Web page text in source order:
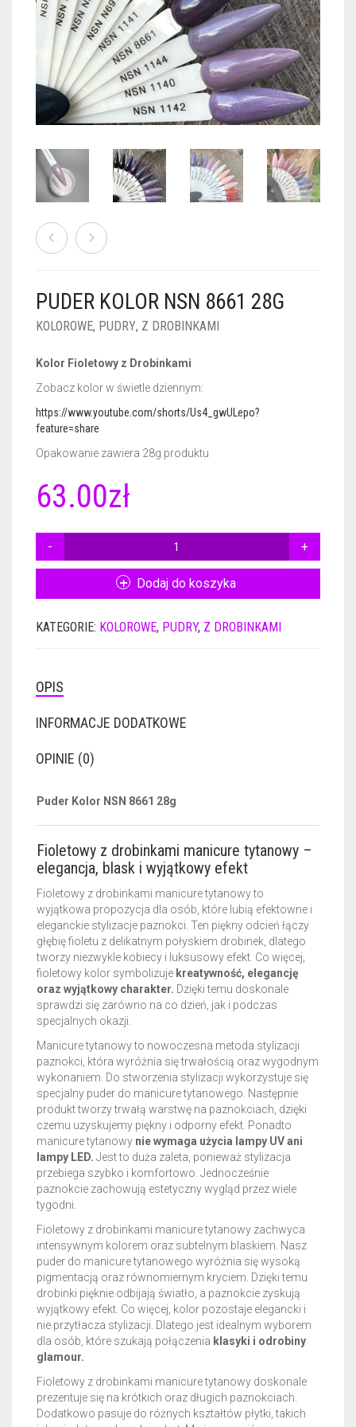
PUDRY BROKATOWE
PUDRY Z DROBINKAMI
PUDRY KOLOR PUR
PUDRY BUDUJĄCE
PUDRY DO FRENCH
PUDRY GALAXY
PUDRY SPARKLE
PUDRY TERMICZNE
PUDRY ŚWIECĄCE
FOIL DIP
GEL BASE 50ML
ACTIVATOR 50ML
ACTIVATOR POWER 50ML
GEL TOP 50ML
BRUSH SAVER 50ML
NAIL PREP 15ML
GEL BASE 15ML
GEL BASE + GEL TOP 15ML
GEL BASE DO ZDOBIEŃ 15ML
ACTIVATOR 15ML
ACTIVATOR POWER 15ML
CERTYFIKATY DERMATOLOGICZNE
AKCESORIA
RÓŻNE AKCESORIA
FREZY
FRENCH DIP NSN
CERTYFIKATY
GADŻETY REKLAMOWE
PLAKAT
ULOTKI
KOSZYK
PUDER KOLOR NSN 8661 28G
KOLOROWE, PUDRY, Z DROBINKAMI
Kolor Fioletowy z Drobinkami
Zobacz kolor w świetle dziennym:
https://www.youtube.com/shorts/Us4_gwULepo?
feature=share
Opakowanie zawiera 28g produktu
63.00zł
PUDER
28G
Dodaj do koszyka
KATEGORIE: KOLOROWE, PUDRY, Z DROBINKAMI
OPIS
INFORMACJE DODATKOWE
OPINIE (0)
Puder Kolor NSN 8661 28g
Fioletowy z drobinkami manicure tytanowy –
elegancja, blask i wyjątkowy efekt
Fioletowy z drobinkami manicure tytanowy to
wyjątkowa propozycja dla osób, które lubią efektowne i
eleganckie stylizacje paznokci. Ten piękny odcień łączy
głębię fioletu z delikatnym połyskiem drobinek, dlatego
tworzy niezwykle kobiecy i luksusowy efekt. Co więcej,
fioletowy kolor symbolizuje kreatywność, elegancję
oraz wyjątkowy charakter. Dzięki temu doskonale
sprawdzi się zarówno na co dzień, jak i podczas
specjalnych okazji.
Manicure tytanowy to nowoczesna metoda stylizacji
paznokci, która wyróżnia się trwałością oraz wygodnym
wykonaniem. Do stworzenia stylizacji wykorzystuje się
specjalny puder do manicure tytanowego. Następnie
produkt tworzy trwałą warstwę na paznokciach, dzięki
czemu uzyskujemy piękny i odporny efekt. Ponadto
manicure tytanowy nie wymaga użycia lampy UV ani
lampy LED. Jest to duża zaleta, ponieważ stylizacja
przebiega szybko i komfortowo. Jednocześnie
paznokcie zachowują estetyczny wygląd przez wiele
tygodni.
Fioletowy z drobinkami manicure tytanowy zachwyca
intensywnym kolorem oraz subtelnym blaskiem. Nasz
puder do manicure tytanowego wyróżnia się wysoką
pigmentacją oraz równomiernym kryciem. Dzięki temu
drobinki pięknie odbijają światło, a paznokcie zyskują
wyjątkowy efekt. Co więcej, kolor pozostaje elegancki i
nie przytłacza stylizacji. Dlatego jest idealnym wyborem
dla osób, które szukają połączenia klasyki i odrobiny
glamour.
Fioletowy z drobinkami manicure tytanowy doskonale
prezentuje się na krótkich oraz długich paznokciach.
Dodatkowo pasuje do różnych kształtów płytki, takich